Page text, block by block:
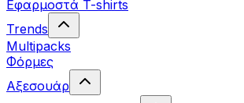
Εφαρμοστά T-shirts
Trends
Multipacks
Φόρμες
Αξεσουάρ